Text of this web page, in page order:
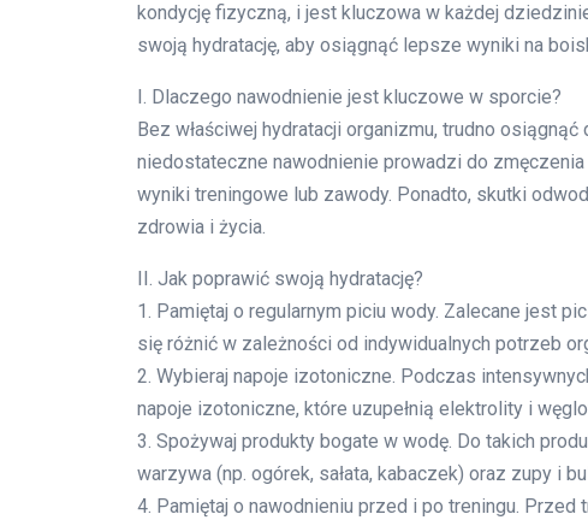
kondycję fizyczną, i jest kluczowa w każdej
swoją hydratację, aby osiągnąć lepsze wyniki na
I. Dlaczego nawodnienie jest kluczowe w sporcie?
Bez właściwej hydratacji organizmu, trudno
niedostateczne nawodnienie prowadzi do
wyniki treningowe lub zawody. Ponadto, skutki
zdrowia i życia.
II. Jak poprawić swoją hydratację?
1. Pamiętaj o regularnym piciu wody. Zalecane jest
się różnić w zależności od indywidualnych potrzeb
2. Wybieraj napoje izotoniczne. Podczas
napoje izotoniczne, które uzupełnią elektrolity i
3. Spożywaj produkty bogate w wodę. Do takich
warzywa (np. ogórek, sałata, kabaczek) oraz zupy i
4. Pamiętaj o nawodnieniu przed i po treningu.